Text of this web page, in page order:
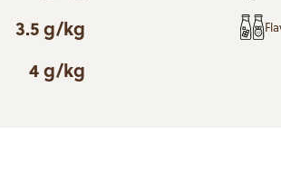
3.5 g/kg
4 g/kg